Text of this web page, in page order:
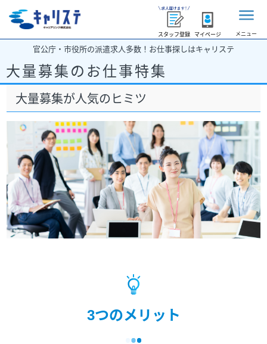
スタッフ登録 マイページ メニュー
官公庁・市役所の派遣求人多数！お仕事探しはキャリステ
大量募集のお仕事特集
大量募集が人気のヒミツ
3つのメリット